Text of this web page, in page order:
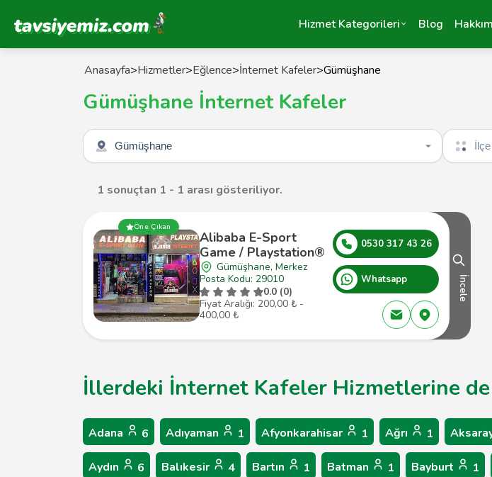
Tavsiyemiz Anasayfa Hizmet Kategorileri Blog
Anasayfa>Hizmetler>Eğlence>İnternet Kafeler>Gümüşhane
Gümüşhane İnternet Kafeler
Şehir seçin İlçe seçin
1 sonuçtan 1 - 1 arası gösteriliyor.
Öne Çıkan
Alibaba E-Sport
Game / Playstation®
Gümüşhane, Merkez
Posta Kodu: 29010
0.0 (0)
Fiyat Aralığı: 200,00 ₺ -
400,00 ₺
0530 317 43 26
Whatsapp İncele
İllerdeki İnternet Kafeler Hizmetlerine
Adana 6 Adıyaman 1 Afyonkarahisar 1 Ağrı 1
Aydın 6 Balıkesir 4 Bartın 1 Batman 1 Bayburt 1